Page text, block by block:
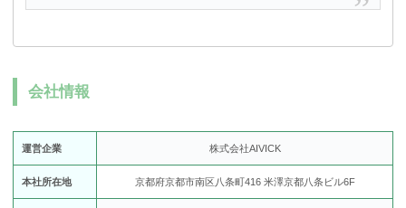
会社情報
運営企業 株式会社AIVICK
本社所在地 京都府京都市南区八条町416 米澤京都八条ビル6F